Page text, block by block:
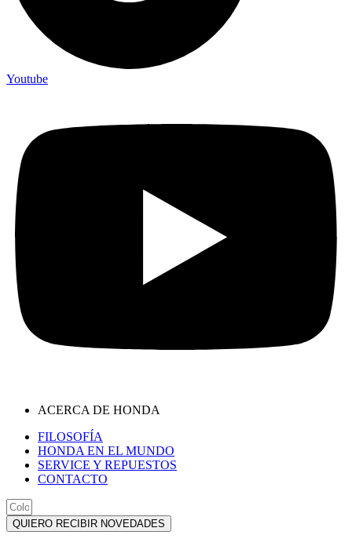
Youtube
ACERCA DE HONDA
FILOSOFÍA
HONDA EN EL MUNDO
SERVICE Y REPUESTOS
CONTACTO
QUIERO RECIBIR NOVEDADES